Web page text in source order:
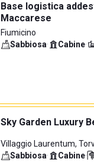
Base logistica
Maccarese
Fiumicino
Sabbiosa· Cabine·
Sky Garden Luxury
Villaggio Laurentum,
Sabbiosa· Cabine·